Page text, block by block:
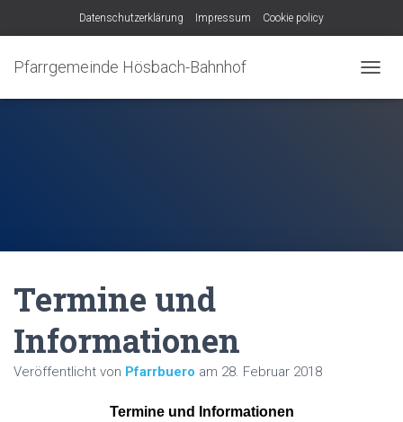
Datenschutzerklärung Impressum Cookie policy
Pfarrgemeinde Hösbach-Bahnhof
A
U
Termine und
Informationen
Veröffentlicht von Pfarrbuero am 28. Februar 2018
Termine und Informationen